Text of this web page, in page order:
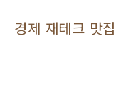
경제 재테크 맛집